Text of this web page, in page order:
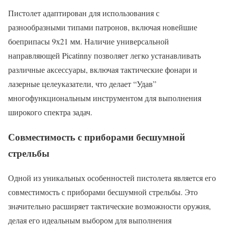
Пистолет адаптирован для использования с
разнообразными типами патронов, включая новейшие
боеприпасы 9х21 мм. Наличие универсальной
направляющей Picatinny позволяет легко устанавливать
различные аксессуары, включая тактические фонари и
лазерные целеуказатели, что делает “Удав”
многофункциональным инструментом для выполнения
широкого спектра задач.
Совместимость с приборами бесшумной
стрельбы
Одной из уникальных особенностей пистолета является его
совместимость с приборами бесшумной стрельбы. Это
значительно расширяет тактические возможности оружия,
делая его идеальным выбором для выполнения